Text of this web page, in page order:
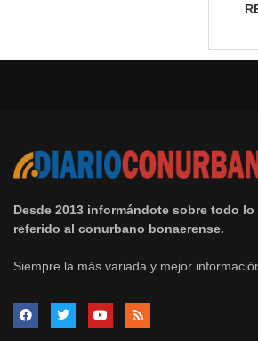
Desde 2013 informándote sobre todo lo
referido al conurbano bonaerense.
Siempre la más variada y mejor